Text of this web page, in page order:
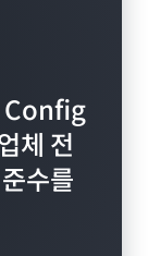
Config
체 전
수를